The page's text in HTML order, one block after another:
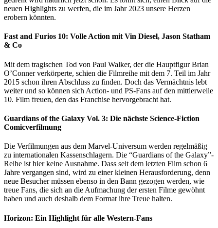
neuen Highlights zu werfen, die im Jahr 2023 unsere Herzen
erobern könnten.
Fast and Furios 10: Volle Action mit Vin Diesel, Jason Statham
& Co
Mit dem tragischen Tod von Paul Walker, der die Hauptfigur Brian
O’Conner verkörperte, schien die Filmreihe mit dem 7. Teil im Jahr
2015 schon ihren Abschluss zu finden. Doch das Vermächtnis lebt
weiter und so können sich Action- und PS-Fans auf den mittlerweile
10. Film freuen, den das Franchise hervorgebracht hat.
Guardians of the Galaxy Vol. 3: Die nächste Science-Fiction
Comicverfilmung
Die Verfilmungen aus dem Marvel-Universum werden regelmäßig
zu internationalen Kassenschlagern. Die “Guardians of the Galaxy”-
Reihe ist hier keine Ausnahme. Dass seit dem letzten Film schon 6
Jahre vergangen sind, wird zu einer kleinen Herausforderung, denn
neue Besucher müssen ebenso in den Bann gezogen werden, wie
treue Fans, die sich an die Aufmachung der ersten Filme gewöhnt
haben und auch deshalb dem Format ihre Treue halten.
Horizon: Ein Highlight für alle Western-Fans